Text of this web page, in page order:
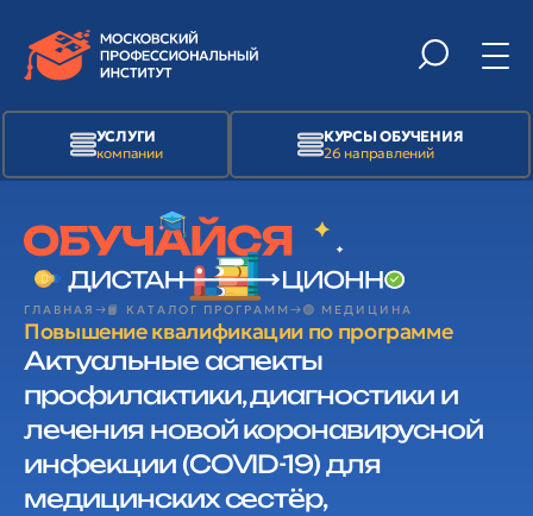
УСЛУГИ
компании
КУРСЫ ОБУЧЕНИЯ
26 направлений
ГЛАВНАЯ 📙 КАТАЛОГ ПРОГРАММ 🟢 МЕДИЦИНА
Повышение квалификации по программе
Актуальные аспекты
профилактики, диагностики и
лечения новой коронавирусной
инфекции (COVID-19) для
медицинских сестёр,